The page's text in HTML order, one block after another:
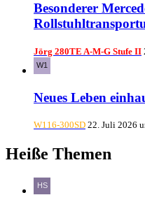
Besonderer
Jörg 280TE A-M-G Stufe II
Neues Leben
W116-300SD 22. Juli 2026
Heiße Themen